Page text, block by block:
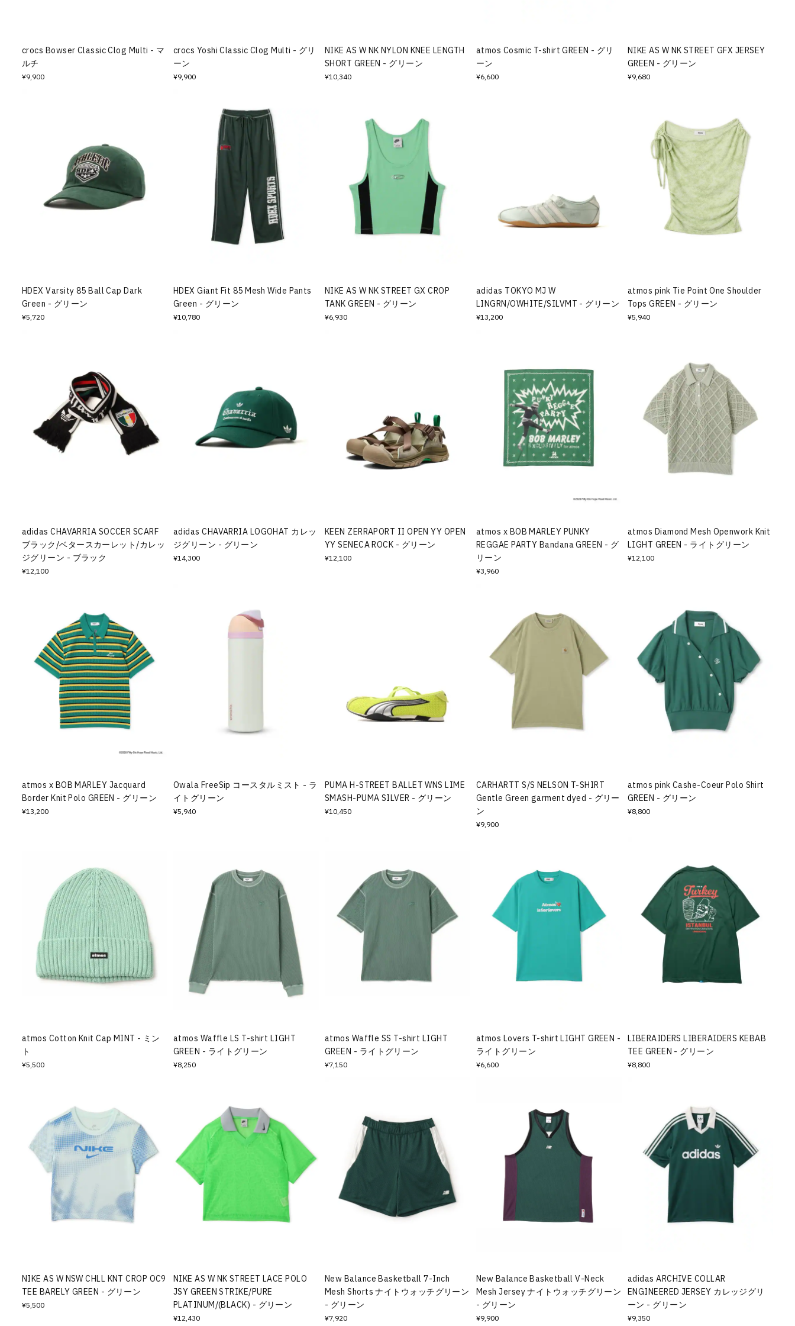
crocs Bowser Classic Clog Multi - マ
ルチ
¥9,900
crocs Yoshi Classic Clog Multi - グリ
ーン
¥9,900
NIKE AS W NK NYLON KNEE LENGTH
SHORT GREEN - グリーン
¥10,340
atmos Cosmic T-shirt GREEN - グリ
ーン
¥6,600
NIKE AS W NK STREET GFX JERSEY
GREEN - グリーン
¥9,680
HDEX Varsity 85 Ball Cap Dark
Green - グリーン
¥5,720
HDEX Giant Fit 85 Mesh Wide Pants
Green - グリーン
¥10,780
NIKE AS W NK STREET GX CROP
TANK GREEN - グリーン
¥6,930
adidas TOKYO MJ W
LINGRN/OWHITE/SILVMT - グリーン
¥13,200
atmos pink Tie Point One Shoulder
Tops GREEN - グリーン
¥5,940
adidas CHAVARRIA SOCCER SCARF
ブラック/ベタースカーレット/カレッ
ジグリーン - ブラック
¥12,100
adidas CHAVARRIA LOGOHAT カレッ
ジグリーン - グリーン
¥14,300
KEEN ZERRAPORT II OPEN YY OPEN
YY SENECA ROCK - グリーン
¥12,100
atmos x BOB MARLEY PUNKY
REGGAE PARTY Bandana GREEN - グ
リーン
¥3,960
atmos Diamond Mesh Openwork Knit
LIGHT GREEN - ライトグリーン
¥12,100
atmos x BOB MARLEY Jacquard
Border Knit Polo GREEN - グリーン
¥13,200
Owala FreeSip コースタルミスト - ラ
イトグリーン
¥5,940
PUMA H-STREET BALLET WNS LIME
SMASH-PUMA SILVER - グリーン
¥10,450
CARHARTT S/S NELSON T-SHIRT
Gentle Green garment dyed - グリー
ン
¥9,900
atmos pink Cashe-Coeur Polo Shirt
GREEN - グリーン
¥8,800
atmos Cotton Knit Cap MINT - ミン
ト
¥5,500
atmos Waffle LS T-shirt LIGHT
GREEN - ライトグリーン
¥8,250
atmos Waffle SS T-shirt LIGHT
GREEN - ライトグリーン
¥7,150
atmos Lovers T-shirt LIGHT GREEN -
ライトグリーン
¥6,600
LIBERAIDERS LIBERAIDERS KEBAB
TEE GREEN - グリーン
¥8,800
NIKE AS W NSW CHLL KNT CROP OC9
TEE BARELY GREEN - グリーン
¥5,500
NIKE AS W NK STREET LACE POLO
JSY GREEN STRIKE/PURE
PLATINUM/(BLACK) - グリーン
¥12,430
New Balance Basketball 7-Inch
Mesh Shorts ナイトウォッチグリーン
- グリーン
¥7,920
New Balance Basketball V-Neck
Mesh Jersey ナイトウォッチグリーン
- グリーン
¥9,900
adidas ARCHIVE COLLAR
ENGINEERED JERSEY カレッジグリ
ーン - グリーン
¥9,350